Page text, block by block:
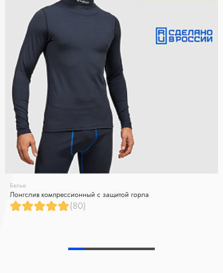
Белье
Лонгслив компрессионный с защитой горла
(80)